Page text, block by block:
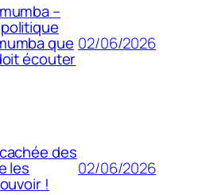
–
que
écouter
02/06/2026
des
les
!
02/06/2026